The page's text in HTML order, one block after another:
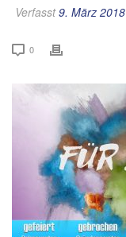
Verfasst9. März 2018
0